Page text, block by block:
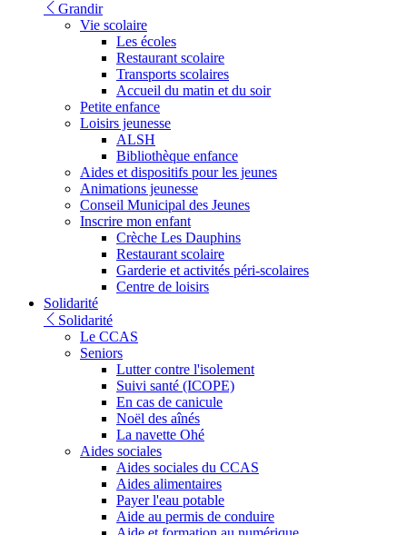
Grandir
Vie scolaire
Les écoles
Restaurant scolaire
Transports scolaires
Accueil du matin et du soir
Petite enfance
Loisirs jeunesse
ALSH
Bibliothèque enfance
Aides et dispositifs pour les jeunes
Animations jeunesse
Conseil Municipal des Jeunes
Inscrire mon enfant
Crèche Les Dauphins
Restaurant scolaire
Garderie et activités péri-scolaires
Centre de loisirs
Solidarité
Solidarité
Le CCAS
Seniors
Lutter contre l'isolement
Suivi santé (ICOPE)
En cas de canicule
Noël des aînés
La navette Ohé
Aides sociales
Aides sociales du CCAS
Aides alimentaires
Payer l'eau potable
Aide au permis de conduire